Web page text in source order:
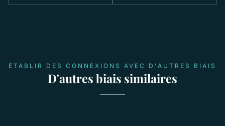
ÉTABLIR DES CONNEXIONS AVEC D'AUTRES BIAIS
D'autres biais similaires